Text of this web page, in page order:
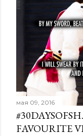
мая 09, 2016
FAVOURITE